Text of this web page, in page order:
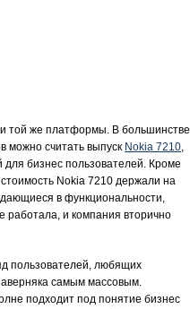
и той же платформы. В большинстве
можно считать выпуск Nokia 7210,
для бизнес пользователей. Кроме
Nokia 7210 держали на
в функциональности,
работала, и компания вторично
пользователей, любящих
самым массовым.
подходит под понятие бизнес